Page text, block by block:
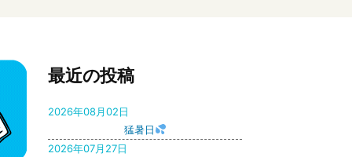
最近の投稿
2026年08月02日
猛暑日
2026年07月27日